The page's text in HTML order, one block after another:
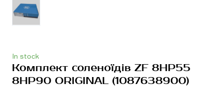
In stock
Комплект соленоїдів ZF 8HP55
8HP90 ORIGINAL (1087638900)